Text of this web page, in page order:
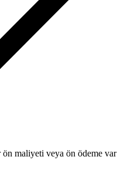
maliyeti veya ön ödeme var